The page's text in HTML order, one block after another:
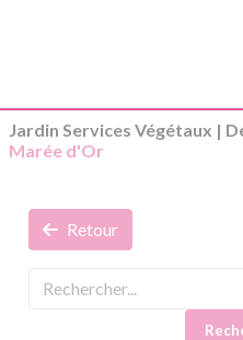
Jardin Services Végétaux |
Marée d'Or
Retour